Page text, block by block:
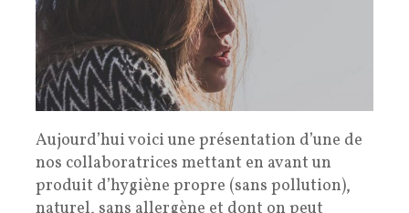
Aujourd’hui voici une présentation d’une de
nos collaboratrices mettant en avant un
produit d’hygiène propre (sans pollution),